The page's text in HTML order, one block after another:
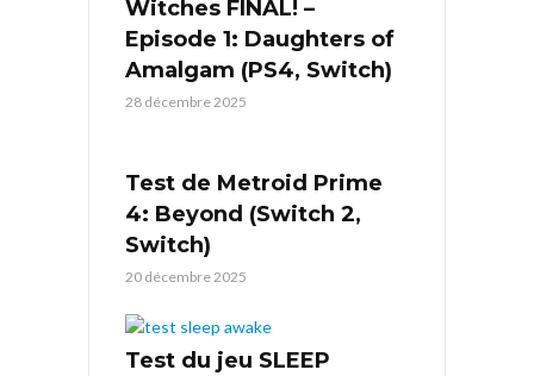
Witches FINAL! –
Episode 1: Daughters of
Amalgam (PS4, Switch)
28 décembre 2025
Test de Metroid Prime
4: Beyond (Switch 2,
Switch)
20 décembre 2025
Test du jeu SLEEP